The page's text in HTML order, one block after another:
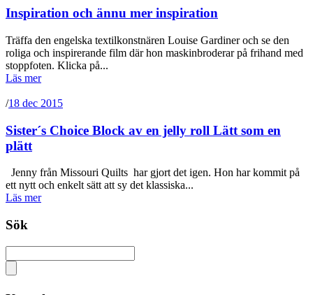
Inspiration och ännu mer inspiration
Träffa den engelska textilkonstnären Louise Gardiner och se den
roliga och inspirerande film där hon maskinbroderar på frihand med
stoppfoten. Klicka på...
Läs mer
/18 dec 2015
Sister´s Choice Block av en jelly roll Lätt som en
plätt
Jenny från Missouri Quilts har gjort det igen. Hon har kommit på
ett nytt och enkelt sätt att sy det klassiska...
Läs mer
Sök